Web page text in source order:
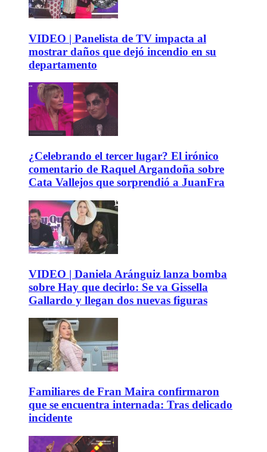
VIDEO | Panelista de TV impacta al
mostrar daños que dejó incendio en su
departamento
¿Celebrando el tercer lugar? El irónico
comentario de Raquel Argandoña sobre
Cata Vallejos que sorprendió a JuanFra
VIDEO | Daniela Aránguiz lanza bomba
sobre Hay que decirlo: Se va Gissella
Gallardo y llegan dos nuevas figuras
Familiares de Fran Maira confirmaron
que se encuentra internada: Tras delicado
incidente